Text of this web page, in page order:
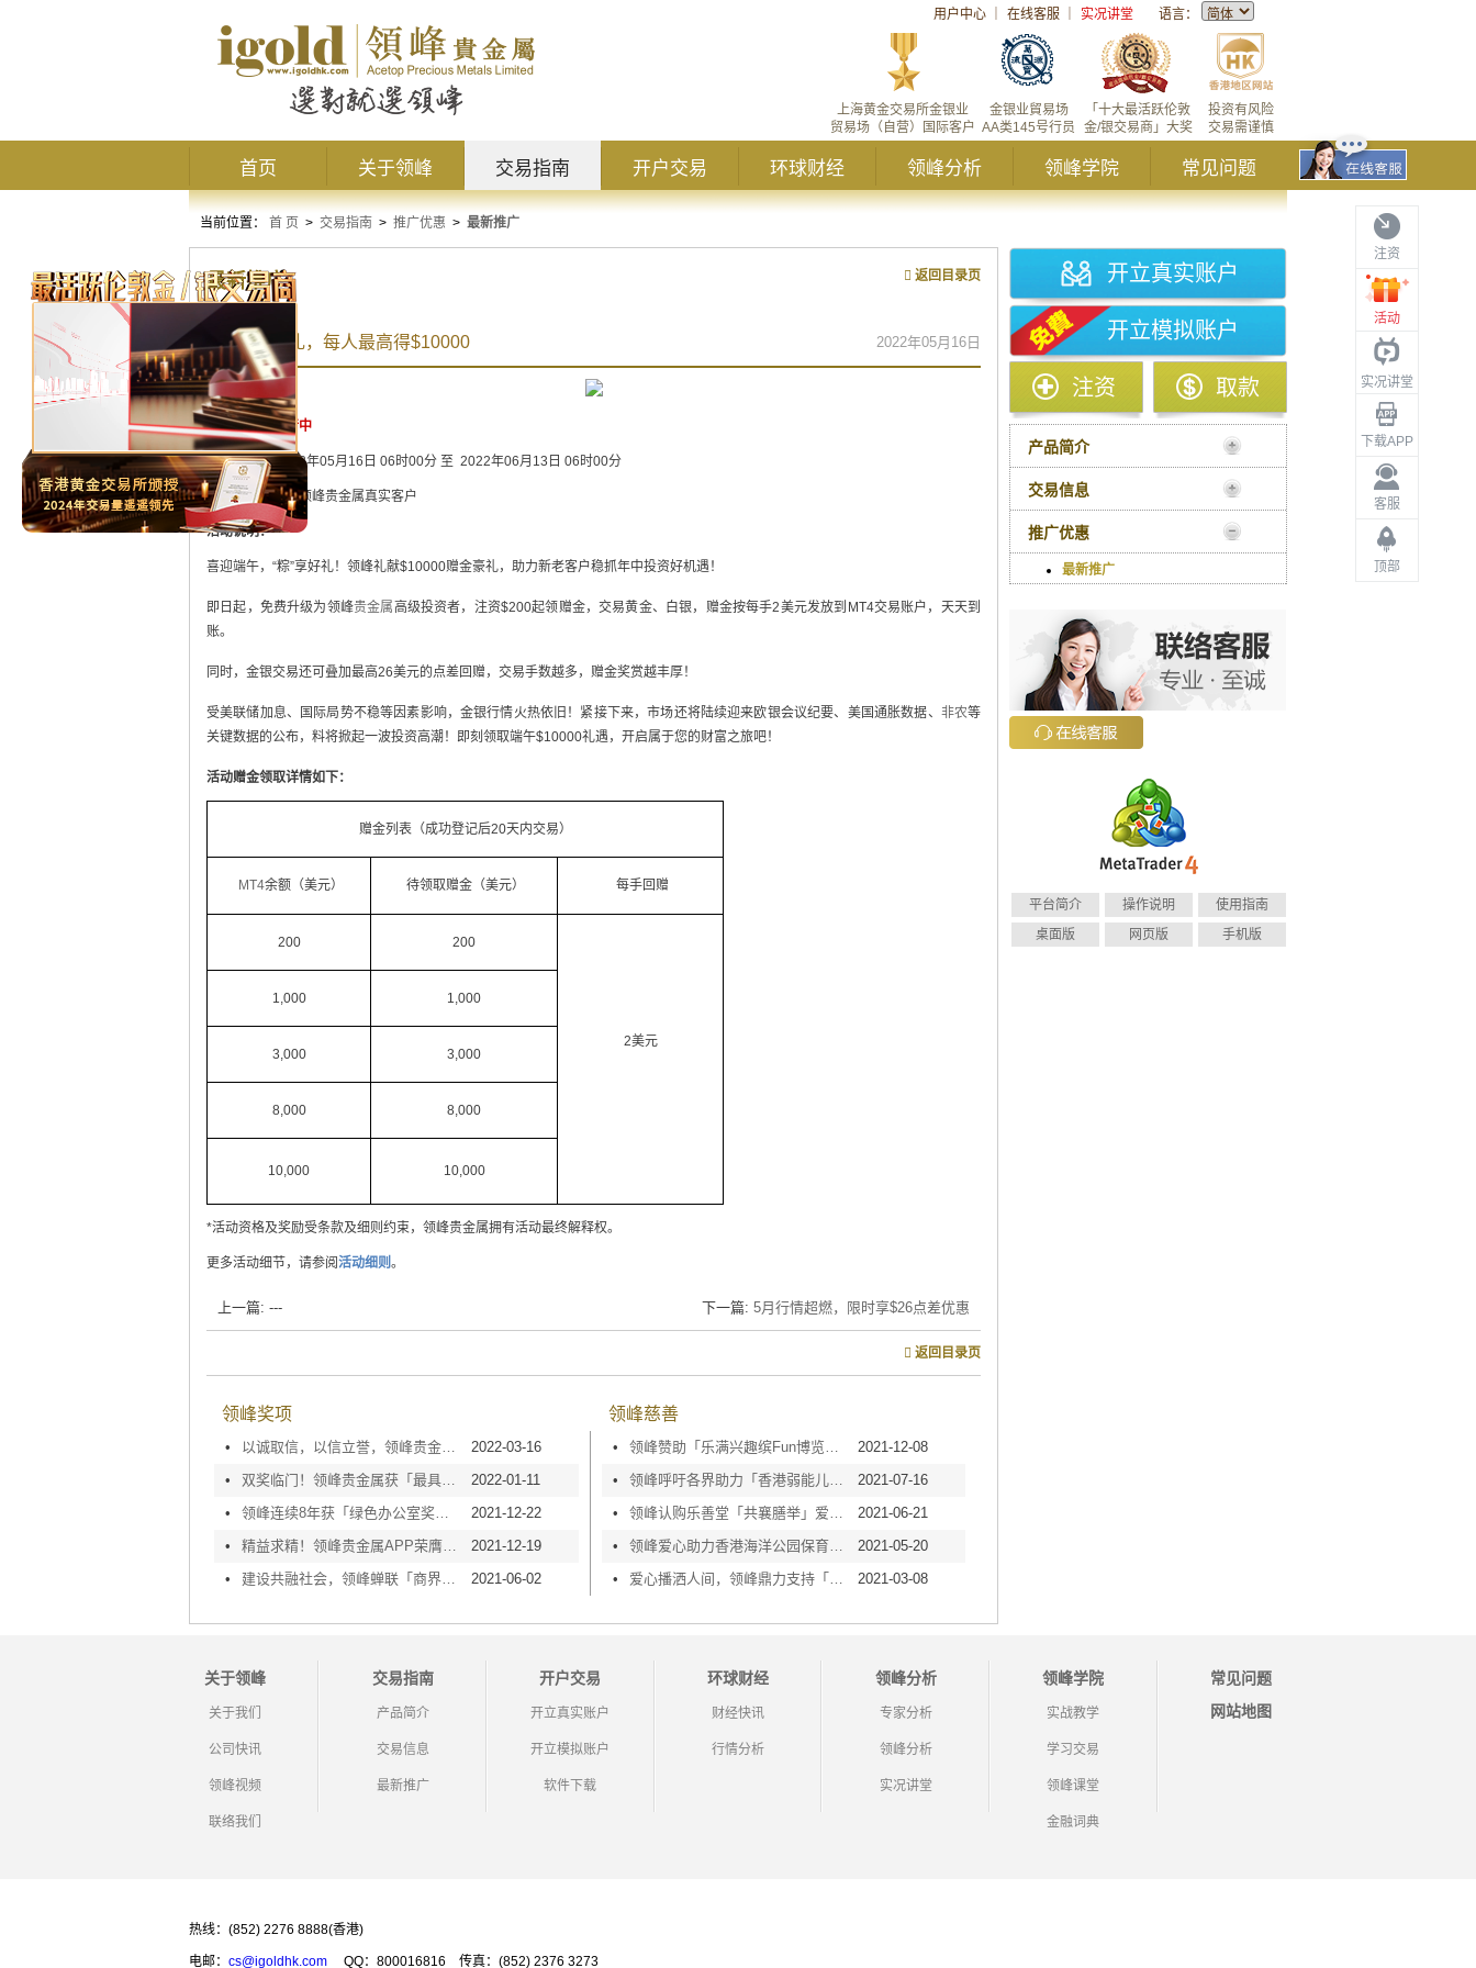
用户中心 在线客服 实况讲堂 语言：
投资有风险
交易需谨慎
「十大最活跃伦敦
金/银交易商」大奖
金银业貿易场
AA类145号行员
上海黄金交易所金银业
贸易场（自营）国际客户
首页 关于领峰 交易指南 开户交易 环球财经 领峰分析 领峰学院 常见问题
注资
活动
实况讲堂
下载APP
客服
顶部
当前位置： 首 页 > 交易指南 > 推广优惠 > 最新推广
最新推广 返回目录页
“粽”享端午礼，每人最高得$10000 2022年05月16日
活动状态：进行中
活动时间： 2022年05月16日 06时00分 至 2022年06月13日 06时00分
活动对象：所有领峰贵金属真实客户
活动说明：
喜迎端午，“粽”享好礼！领峰礼献$10000赠金豪礼，助力新老客户稳抓年中投资好机遇！
即日起，免费升级为领峰贵金属高级投资者，注资$200起领赠金，交易黄金、白银，赠金按每手2美元发放到MT4交易账户，天天到
账。
同时，金银交易还可叠加最高26美元的点差回赠，交易手数越多，赠金奖赏越丰厚！
受美联储加息、国际局势不稳等因素影响，金银行情火热依旧！紧接下来，市场还将陆续迎来欧银会议纪要、美国通胀数据、 非农等
关键数据的公布，料将掀起一波投资高潮！即刻领取端午$10000礼遇，开启属于您的财富之旅吧！
活动赠金领取详情如下：
赠金列表（成功登记后20天内交易）
MT4余额（美元） 待领取赠金（美元） 每手回赠
200 200
2美元
1,000 1,000
3,000 3,000
8,000 8,000
10,000 10,000
*活动资格及奖励受条款及细则约束，领峰贵金属拥有活动最终解释权。
更多活动细节，请参阅活动细则。
上一篇: --- 下一篇: 5月行情超燃，限时享$26点差优惠
返回目录页
领峰奖项
•
2022-03-16
•
2022-01-11
•
2021-12-22
•
2021-12-19
•
2021-06-02
领峰慈善
•
2021-12-08
•
领峰呼吁各界助力「香港弱能儿童护助会」慈善奖券活动
2021-07-16
•
2021-06-21
•
领峰爱心助力香港海洋公园保育基金「保育英雄支援计划」，一同保护地球及生态系统
2021-05-20
•
2021-03-08
开立真实账户
开立模拟账户
注资 取款
产品简介
交易信息
推广优惠
最新推广
平台简介 操作说明
使用指南
桌面版
网页版 手机版
关于领峰
关于我们
公司快讯
领峰视频
联络我们
交易指南
产品简介
交易信息
最新推广
开户交易
开立真实账户
开立模拟账户
软件下载
环球财经
财经快讯
行情分析
领峰分析
专家分析
领峰分析
实况讲堂
领峰学院
实战教学
学习交易
领峰课堂
金融词典
常见问题
网站地图
热线：(852) 2276 8888(香港)
电邮： cs@igoldhk.com QQ：800016816 传真：(852) 2376 3273